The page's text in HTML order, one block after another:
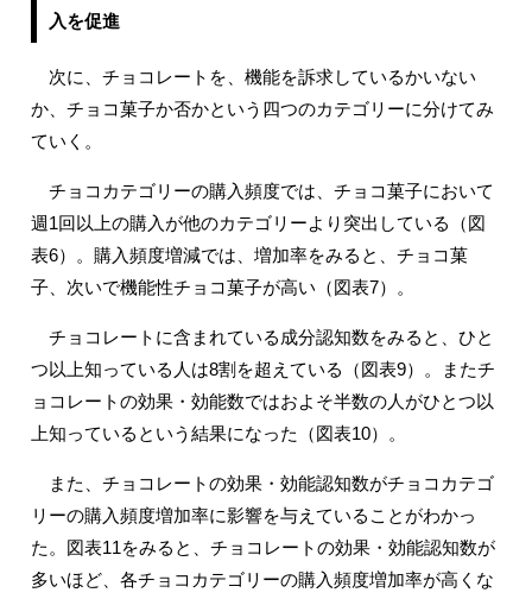
入を促進
次に、チョコレートを、機能を訴求しているかいない
か、チョコ菓子か否かという四つのカテゴリーに分けてみ
ていく。
チョコカテゴリーの購入頻度では、チョコ菓子において
週1回以上の購入が他のカテゴリーより突出している（図
表6）。購入頻度増減では、増加率をみると、チョコ菓
子、次いで機能性チョコ菓子が高い（図表7）。
チョコレートに含まれている成分認知数をみると、ひと
つ以上知っている人は8割を超えている（図表9）。またチ
ョコレートの効果・効能数ではおよそ半数の人がひとつ以
上知っているという結果になった（図表10）。
また、チョコレートの効果・効能認知数がチョコカテゴ
リーの購入頻度増加率に影響を与えていることがわかっ
た。図表11をみると、チョコレートの効果・効能認知数が
多いほど、各チョコカテゴリーの購入頻度増加率が高くな